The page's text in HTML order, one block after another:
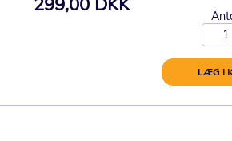
LÆG I